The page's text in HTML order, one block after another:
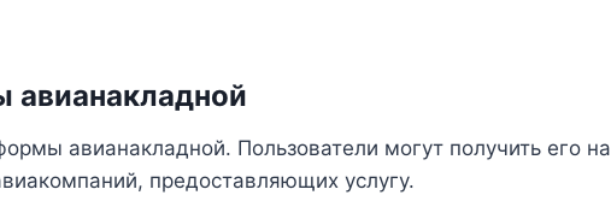
авианакладной. Пользователи могут получить его на
предоставляющих услугу.